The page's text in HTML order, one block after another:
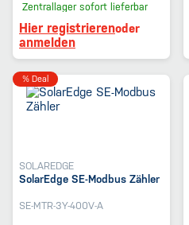
Zentrallager sofort lieferbar
Hier registrierenoder
anmelden
% Deal
SOLAREDGE
SolarEdge SE-Modbus Zähler
SE-MTR-3Y-400V-A